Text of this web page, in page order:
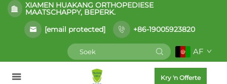
XIAMEN HUAKANG ORTHOPEDIESE
MAATSCHAPPY, BEPERK.
[email protected]
+86-19005923820
AF
Kry 'n Offerte